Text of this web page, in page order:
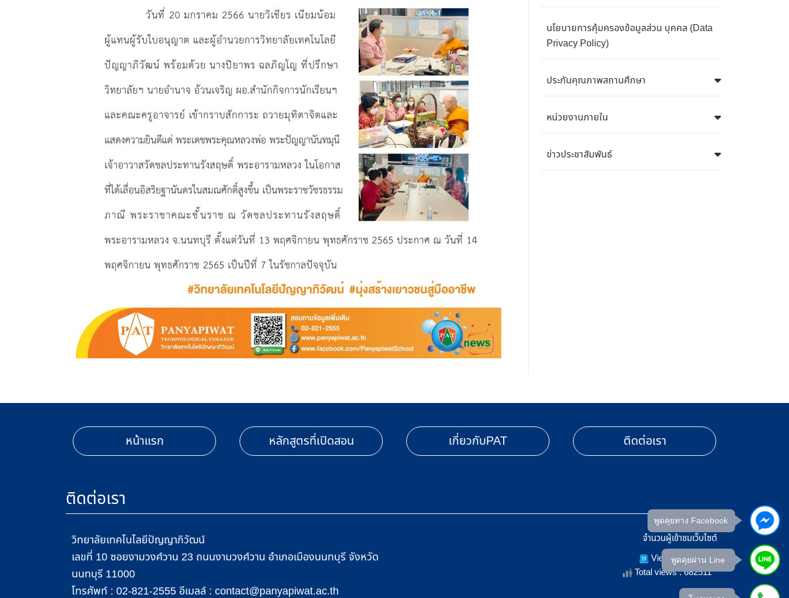
นโยบายการคุ้มครองข้อมูลส่วน บุคคล (Data
Privacy Policy)
ประกันคุณภาพสถานศึกษา
หน่วยงานภายใน
ข่าวประชาสัมพันธ์
หน้าแรก หลักสูตรที่เปิดสอน เกี่ยวกับPAT ติดต่อเรา
ติดต่อเรา
วิทยาลัยเทคโนโลยีปัญญาภิวัฒน์
เลขที่ 10 ซอยงามวงศ์วาน 23 ถนนงามวงศ์วาน อำเภอเมืองนนทบุรี จังหวัด
นนทบุรี 11000
โทรศัพท์ : 02-821-2555 อีเมลล์ : contact@panyapiwat.ac.th
จำนวนผู้เข้าชมเว็บไซต์
Views Today : 5
Total views : 682511
พูดคุยทาง Facebook
พูดคุยผ่าน Line